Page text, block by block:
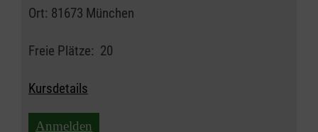
Ort: 81673 München
Freie Plätze: 20
Kursdetails
Anmelden